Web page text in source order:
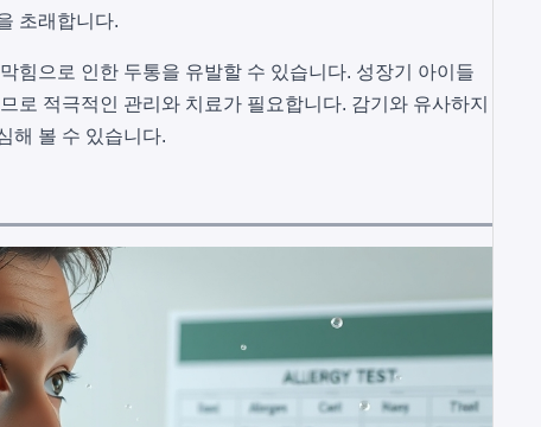
초래합니다.
힘으로 인한 두통을 유발할 수 있습니다. 성장기 아이들
로 적극적인 관리와 치료가 필요합니다. 감기와 유사하지
해 볼 수 있습니다.